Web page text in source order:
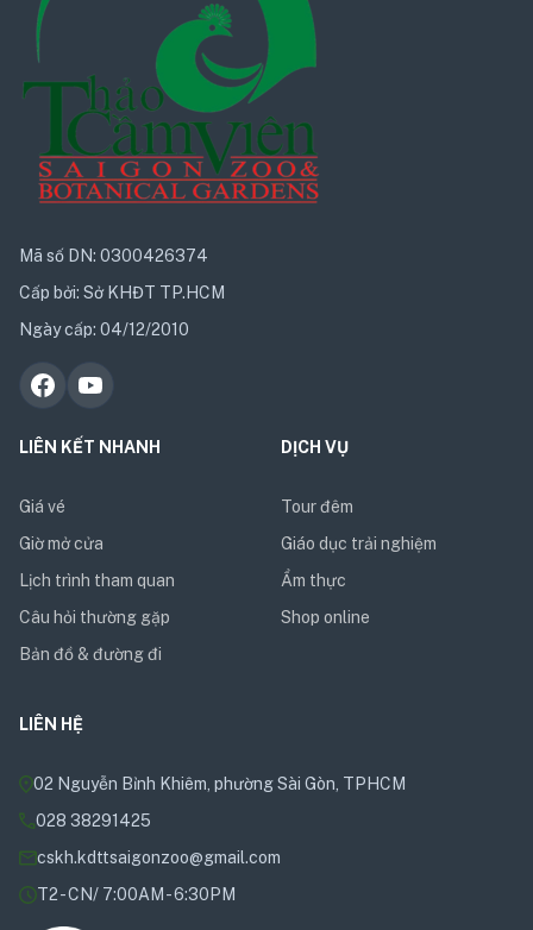
Mã số DN: 0300426374
Cấp bởi: Sở KHĐT TP.HCM
Ngày cấp: 04/12/2010
LIÊN KẾT NHANH
Giá vé
Giờ mở cửa
Lịch trình tham quan
Câu hỏi thường gặp
Bản đồ & đường đi
DỊCH VỤ
Tour đêm
Giáo dục trải nghiệm
Ẩm thực
Shop online
LIÊN HỆ
02 Nguyễn Bỉnh Khiêm, phường Sài Gòn, TPHCM
028 38291425
cskh.kdttsaigonzoo@gmail.com
T2 - CN/ 7:00AM - 6:30PM